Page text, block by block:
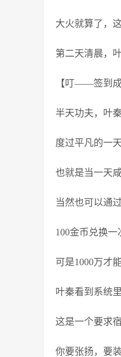
大火就算了，
第二天清晨，
【叮——签到成
半天功夫，叶
度过平凡的一
也就是当一天
当然也可以通
100金币兑换一
可是1000万才
叶秦看到系统
这是一个要求
你要张扬，要装